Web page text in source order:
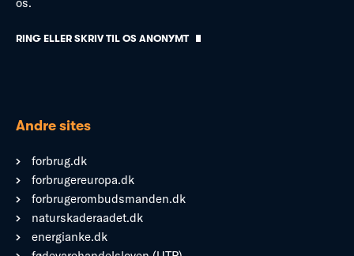
RING ELLER SKRIV TIL OS ANONYMT
Andre sites
forbrug.dk
forbrugereuropa.dk
forbrugerombudsmanden.dk
naturskaderaadet.dk
energianke.dk